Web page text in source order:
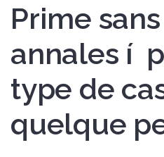
Prime
annales í
type de
quelque